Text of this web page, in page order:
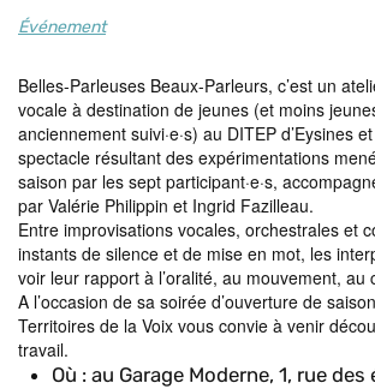
Événement
Belles-Parleuses Beaux-Parleurs, c’est un
vocale à destination de jeunes (et moins
anciennement suivi·e·s) au DITEP d’Eysines
spectacle résultant des expérimentations
saison par les sept participant·e·s,
par Valérie Philippin et Ingrid Fazilleau.
Entre improvisations vocales, orchestrales et
instants de silence et de mise en mot, les
voir leur rapport à l’oralité, au mouvement, au
A l’occasion de sa soirée d’ouverture de
Territoires de la Voix vous convie à venir
travail.
Où : au Garage Moderne, 1, rue